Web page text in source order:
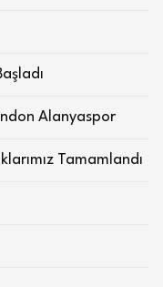
Alanyaspor
Tamamlandı